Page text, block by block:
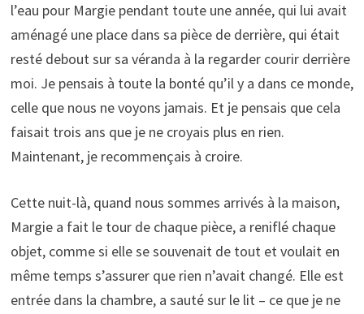
l’eau pour Margie pendant toute une année, qui lui avait
aménagé une place dans sa pièce de derrière, qui était
resté debout sur sa véranda à la regarder courir derrière
moi. Je pensais à toute la bonté qu’il y a dans ce monde,
celle que nous ne voyons jamais. Et je pensais que cela
faisait trois ans que je ne croyais plus en rien.
Maintenant, je recommençais à croire.
Cette nuit-là, quand nous sommes arrivés à la maison,
Margie a fait le tour de chaque pièce, a reniflé chaque
objet, comme si elle se souvenait de tout et voulait en
même temps s’assurer que rien n’avait changé. Elle est
entrée dans la chambre, a sauté sur le lit – ce que je ne